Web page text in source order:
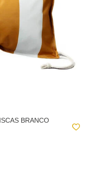
BRANCO